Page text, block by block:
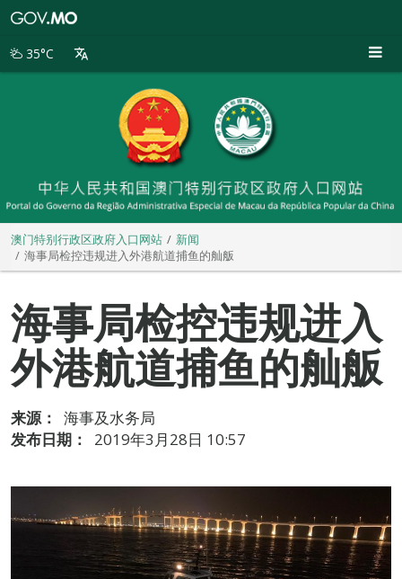
别
35°C
澳门特别行政区政府入口网站
新闻
海事局检控违规进入外港航道捕鱼的舢舨
海事局检控违规进入
外港航道捕鱼的舢舨
来源：
海事及水务局
发布日期：
2019年3月28日 10:57